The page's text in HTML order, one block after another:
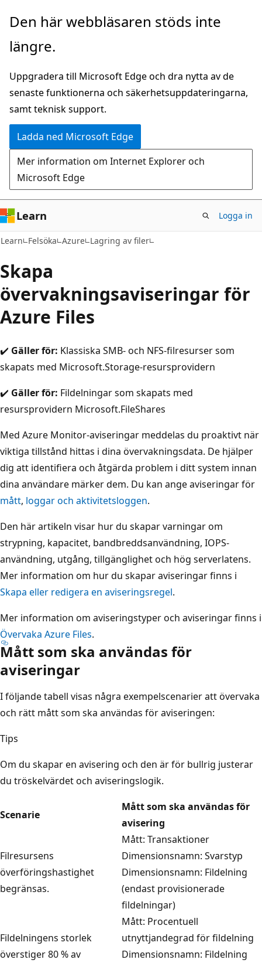
Hoppa
huvudinnehåll
Den här webbläsaren stöds inte
längre.
Uppgradera till Microsoft Edge och dra nytta av de
senaste funktionerna och säkerhetsuppdateringarna,
samt teknisk support.
Ladda ned Microsoft Edge
Mer information om Internet Explorer och
Microsoft Edge
Learn Logga in
Learn Felsöka Azure Lagring av filer
Skapa
övervakningsaviseringar för
Azure Files
✔️ Gäller för: Klassiska SMB- och NFS-filresurser som
skapats med Microsoft.Storage-resursprovidern
✔️ Gäller för: Fildelningar som skapats med
resursprovidern Microsoft.FileShares
Med Azure Monitor-aviseringar meddelas du proaktivt när
viktiga tillstånd hittas i dina övervakningsdata. De hjälper
dig att identifiera och åtgärda problem i ditt system innan
dina användare märker dem. Du kan ange aviseringar för
mått, loggar och aktivitetsloggen.
Den här artikeln visar hur du skapar varningar om
strypning, kapacitet, bandbreddsanvändning, IOPS-
användning, utgång, tillgänglighet och hög serverlatens.
Mer information om hur du skapar aviseringar finns i
Skapa eller redigera en aviseringsregel.
Mer information om aviseringstyper och aviseringar finns i
Övervaka Azure Files.
Mått som ska användas för
aviseringar
I följande tabell visas några exempelscenarier att övervaka
och rätt mått som ska användas för aviseringen:
Tips
Om du skapar en avisering och den är för bullrig justerar
du tröskelvärdet och aviseringslogik.
Scenarie
Mått som ska användas för
avisering
Filresursens
överföringshastighet
begränsas.
Mått: Transaktioner
Dimensionsnamn: Svarstyp
Dimensionsnamn: Fildelning
(endast provisionerade
fildelningar)
Fildelningens storlek
överstiger 80 % av
Mått: Procentuell
utnyttjandegrad för fildelning
Dimensionsnamn: Fildelning